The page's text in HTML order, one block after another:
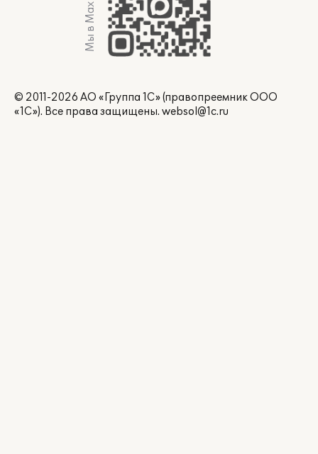
Мы в Max
© 2011-2026 АО «Группа 1С» (правопреемник ООО
«1С»). Все права защищены. websol@1c.ru